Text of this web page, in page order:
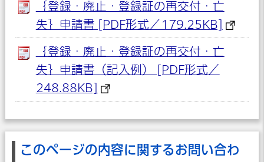
｛登録・廃止・登録証の再交付・亡
失｝申請書 [PDF形式／179.25KB]
｛登録・廃止・登録証の再交付・亡
失｝申請書（記入例） [PDF形式／
248.88KB]
このページの内容に関するお問い合わ